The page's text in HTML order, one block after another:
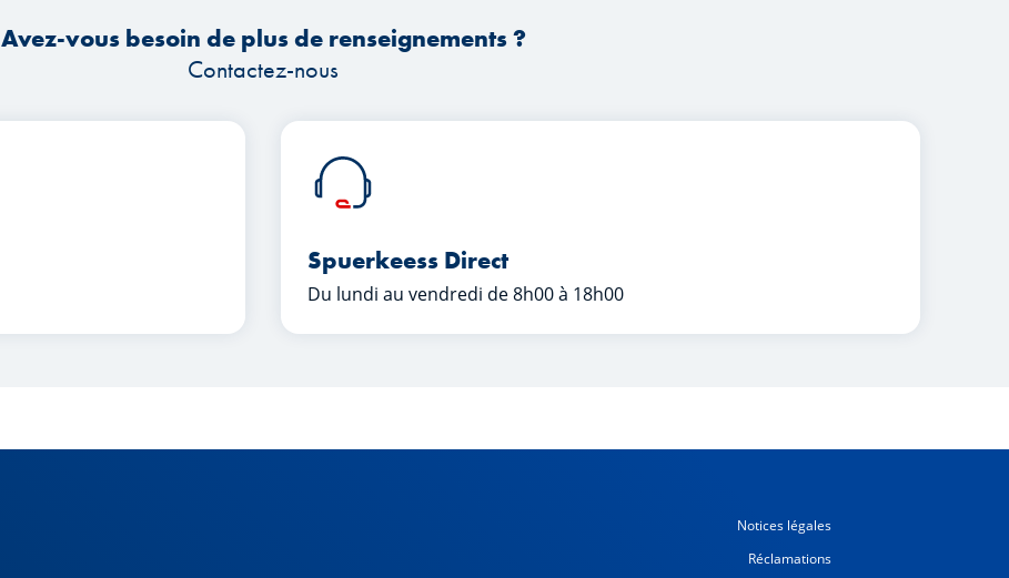
Avez-vous besoin de plus de renseignements ?
Contactez-nous
Spuerkeess Direct
Du lundi au vendredi de 8h00 à 18h00
Notices légales
Réclamations